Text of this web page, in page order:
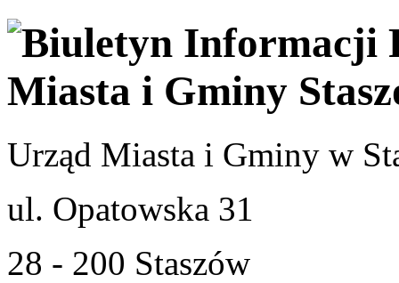
Urząd Miasta i Gminy w
ul. Opatowska 31
28 - 200 Staszów